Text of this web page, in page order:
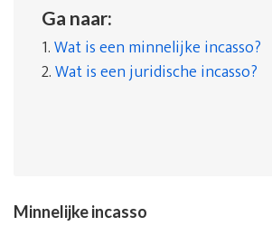
Ga naar:
1.Wat is een minnelijke incasso?
2.Wat is een juridische incasso?
Minnelijke incasso